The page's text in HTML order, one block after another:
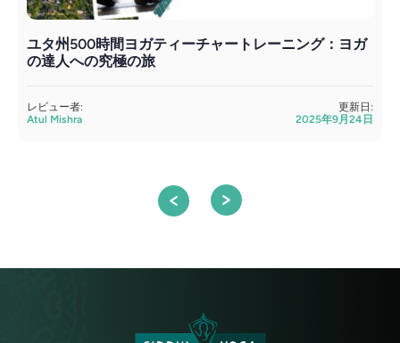
ユタ州500時間ヨガティーチャートレーニング：ヨガ
の達人への究極の旅
レビュー者:
Atul Mishra
更新日:
2025年9月24日